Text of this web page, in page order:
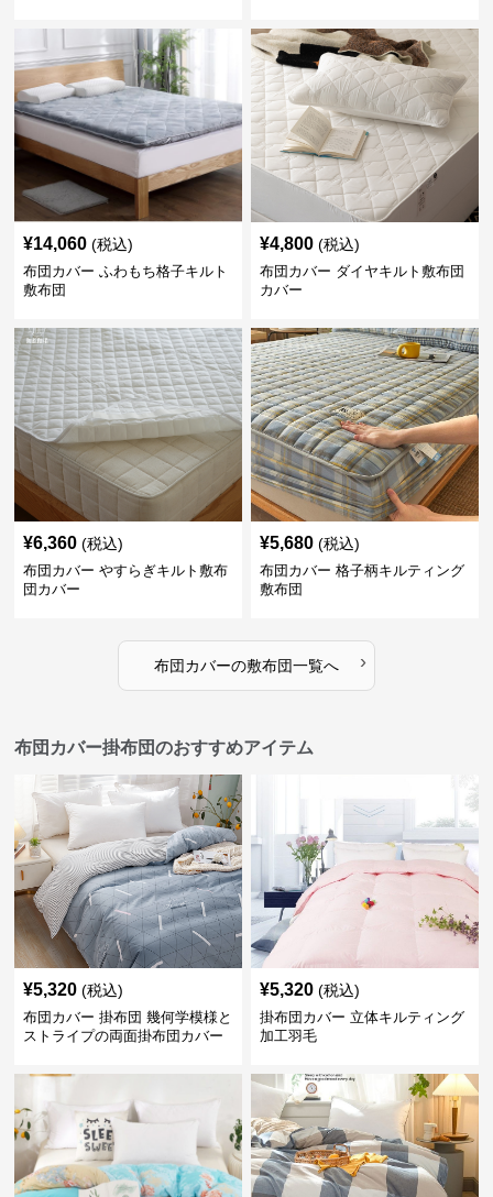
¥14,060 (税込)
布団カバー ふわもち格子キルト
敷布団
¥4,800 (税込)
布団カバー ダイヤキルト敷布団
カバー
¥6,360 (税込)
布団カバー やすらぎキルト敷布
団カバー
¥5,680 (税込)
布団カバー 格子柄キルティング
敷布団
布団カバーの敷布団一覧へ ›
布団カバー掛布団のおすすめアイテム
¥5,320 (税込)
布団カバー 掛布団 幾何学模様と
ストライプの両面掛布団カバー
¥5,320 (税込)
掛布団カバー 立体キルティング
加工羽毛